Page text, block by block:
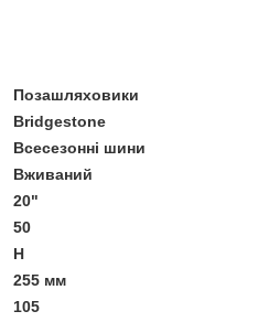
Позашляховики
Bridgestone
Всесезонні шини
Вживаний
20"
50
H
255 мм
105